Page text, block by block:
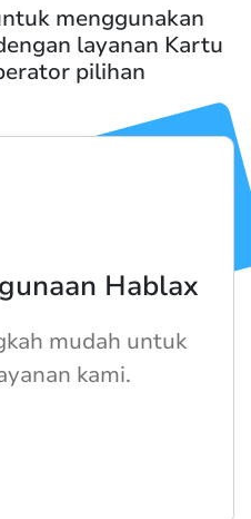
menggunakan
layanan Kartu
pilihan
Hablax
mudah untuk
kami.